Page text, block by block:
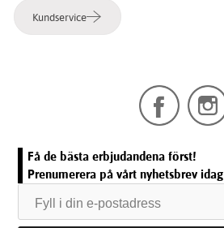
Kundservice
Få de bästa erbjudandena först!
Prenumerera på vårt nyhetsbrev idag